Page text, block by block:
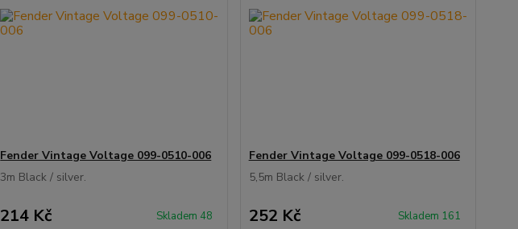
Fender Vintage Voltage 099-0510-006
3m Black / silver.
214 Kč Skladem 48
Fender Vintage Voltage 099-0518-006
5,5m Black / silver.
252 Kč Skladem 161